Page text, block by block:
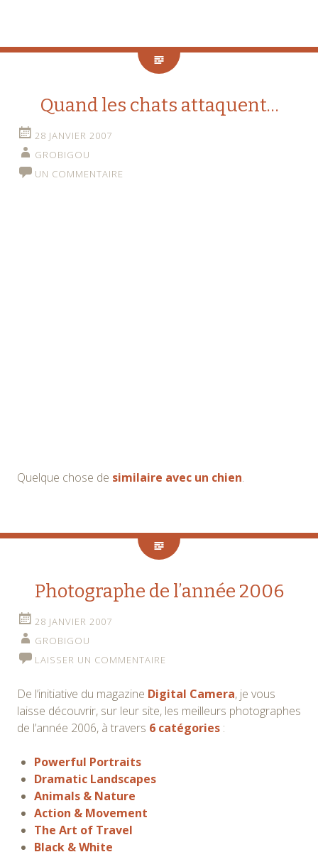
Quand les chats attaquent…
28 JANVIER 2007
GROBIGOU
UN COMMENTAIRE
Quelque chose de similaire avec un chien.
Photographe de l’année 2006
28 JANVIER 2007
GROBIGOU
LAISSER UN COMMENTAIRE
De l’initiative du magazine Digital Camera, je vous
laisse découvrir, sur leur site, les meilleurs photographes
de l’année 2006, à travers 6 catégories :
Powerful Portraits
Dramatic Landscapes
Animals & Nature
Action & Movement
The Art of Travel
Black & White